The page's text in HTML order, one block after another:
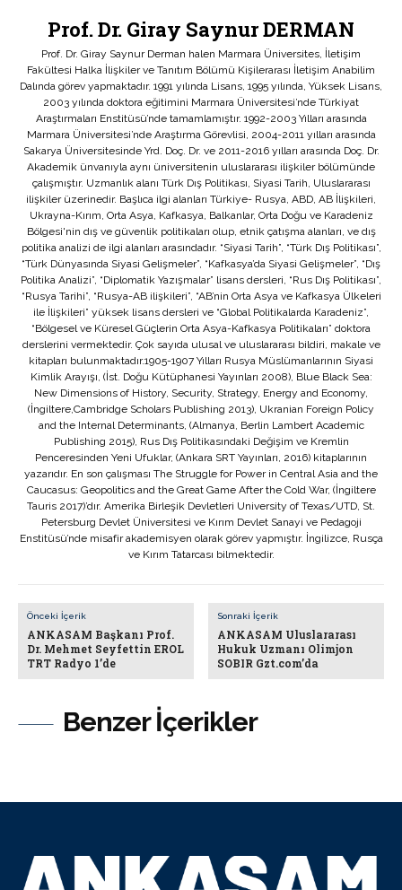
Benzer İçerikler
Prof. Dr. Giray Saynur DERMAN
Prof. Dr. Giray Saynur Derman halen Marmara Üniversites, İletişim
Fakültesi Halka İlişkiler ve Tanıtım Bölümü Kişilerarası İletişim Anabilim
Dalında görev yapmaktadır. 1991 yılında Lisans, 1995 yılında, Yüksek Lisans,
2003 yılında doktora eğitimini Marmara Üniversitesi’nde Türkiyat
Araştırmaları Enstitüsü’nde tamamlamıştır. 1992-2003 Yılları arasında
Marmara Üniversitesi’nde Araştırma Görevlisi, 2004-2011 yılları arasında
Sakarya Üniversitesinde Yrd. Doç. Dr. ve 2011-2016 yılları arasında Doç. Dr.
Akademik ünvanıyla aynı üniversitenin uluslararası ilişkiler bölümünde
çalışmıştır. Uzmanlık alanı Türk Dış Politikası, Siyasi Tarih, Uluslararası
ilişkiler üzerinedir. Başlıca ilgi alanları Türkiye- Rusya, ABD, AB İlişkileri,
Ukrayna-Kırım, Orta Asya, Kafkasya, Balkanlar, Orta Doğu ve Karadeniz
Bölgesi'nin dış ve güvenlik politikaları olup, etnik çatışma alanları, ve dış
politika analizi de ilgi alanları arasındadır. “Siyasi Tarih”, “Türk Dış Politikası”,
“Türk Dünyasında Siyasi Gelişmeler”, “Kafkasya’da Siyasi Gelişmeler”, “Dış
Politika Analizi”, “Diplomatik Yazışmalar” lisans dersleri, “Rus Dış Politikası”,
“Rusya Tarihi”, “Rusya-AB ilişkileri”, “AB’nin Orta Asya ve Kafkasya Ülkeleri
ile İlişkileri” yüksek lisans dersleri ve “Global Politikalarda Karadeniz”,
“Bölgesel ve Küresel Güçlerin Orta Asya-Kafkasya Politikaları” doktora
derslerini vermektedir. Çok sayıda ulusal ve uluslararası bildiri, makale ve
kitapları bulunmaktadır.1905-1907 Yılları Rusya Müslümanlarının Siyasi
Kimlik Arayışı, (İst. Doğu Kütüphanesi Yayınları 2008), Blue Black Sea:
New Dimensions of History, Security, Strategy, Energy and Economy,
(İngiltere,Cambridge Scholars Publishing 2013), Ukranian Foreign Policy
and the Internal Determinants, (Almanya, Berlin Lambert Academic
Publishing 2015), Rus Dış Politikasındaki Değişim ve Kremlin
Penceresinden Yeni Ufuklar, (Ankara SRT Yayınları, 2016) kitaplarının
yazarıdır. En son çalışması The Struggle for Power in Central Asia and the
Caucasus: Geopolitics and the Great Game After the Cold War, (İngiltere
Tauris 2017)’dır. Amerika Birleşik Devletleri University of Texas/UTD, St.
Petersburg Devlet Üniversitesi ve Kırım Devlet Sanayi ve Pedagoji
Enstitüsü’nde misafir akademisyen olarak görev yapmıştır. İngilizce, Rusça
ve Kırım Tatarcası bilmektedir.
Önceki İçerik
ANKASAM Başkanı Prof.
Dr. Mehmet Seyfettin EROL
TRT Radyo 1’de
Sonraki İçerik
ANKASAM Uluslararası
Hukuk Uzmanı Olimjon
SOBIR Gzt.com’da